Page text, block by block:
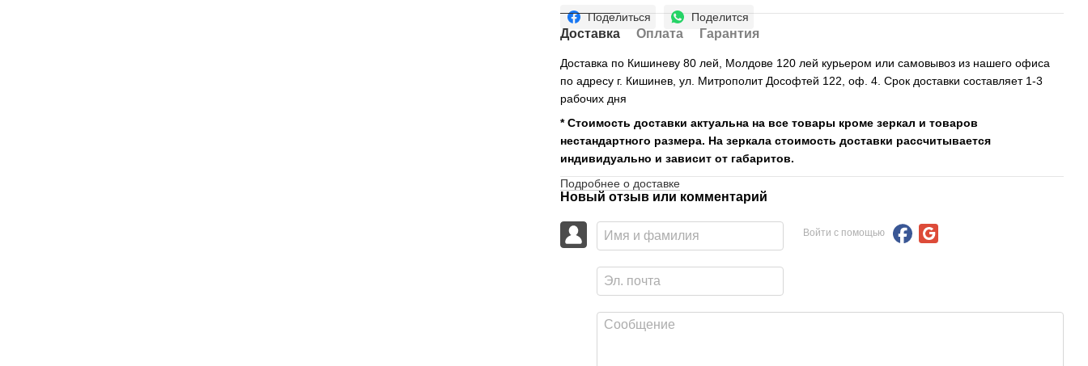
Поделиться Поделится
Доставка Оплата Гарантия
Доставка по Кишиневу 80 лей, Молдове 120 лей курьером или самовывоз из нашего офиса
по адресу г. Кишинев, ул. Митрополит Дософтей 122, оф. 4. Срок доставки составляет 1-3
рабочих дня
* Стоимость доставки актуальна на все товары кроме зеркал и товаров
нестандартного размера. На зеркала стоимость доставки рассчитывается
индивидуально и зависит от габаритов.
Подробнее о доставке
Новый отзыв или комментарий
Войти с помощью